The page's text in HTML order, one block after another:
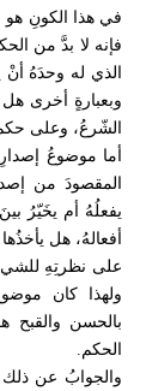
في هذا الكونِ هو
فإنه لا بدَّ من
الذي له وحدَهُ
وبعبارةٍ أخرى
الشّرعُ، وعلى
أما موضوعُ
المقصودَ من
يفعلُهُ أم يخَيّرُ
أفعالهُ، هل
على نظرتِهِ
ولهذا كان
بالحسن والقبح
الحكم.
والجوابُ عن ذلك